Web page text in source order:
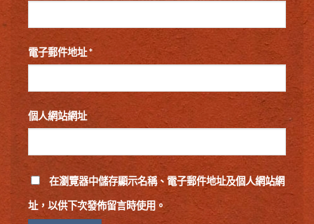
電子郵件地址*
個人網站網址
在瀏覽器中儲存顯示名稱、電子郵件地址及個人網站網
址，以供下次發佈留言時使用。